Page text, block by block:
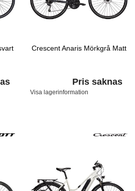
Crescent Anaris Mörkgrå Matt
Pris saknas
Visa lagerinformation